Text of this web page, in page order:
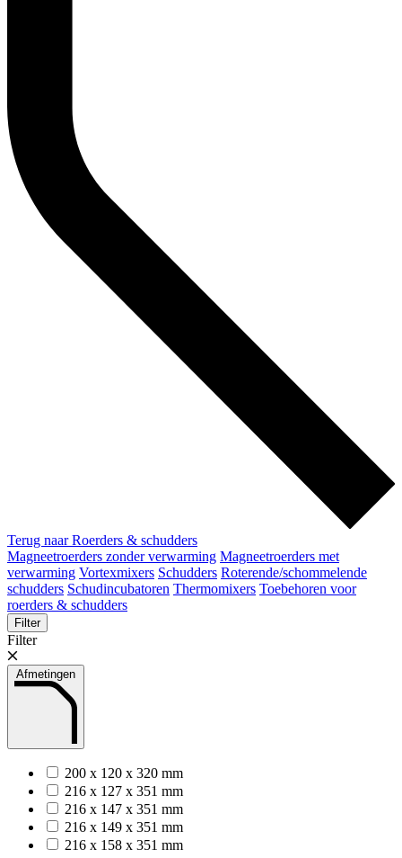
Terug naar Roerders & schudders
Magneetroerders zonder verwarming Magneetroerders met
verwarming Vortexmixers Schudders Roterende/schommelende
schudders Schudincubatoren Thermomixers Toebehoren voor
roerders & schudders
Filter
Filter
Afmetingen
200 x 120 x 320 mm
216 x 127 x 351 mm
216 x 147 x 351 mm
216 x 149 x 351 mm
216 x 158 x 351 mm